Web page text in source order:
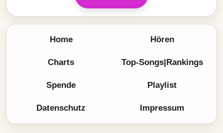
Home Hören
Charts Top-Songs|Rankings
Spende Playlist
Datenschutz Impressum